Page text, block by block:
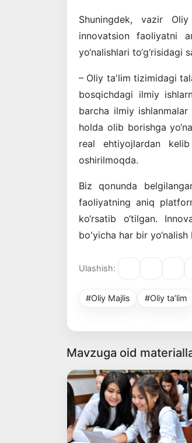
Shuningdek, vazir
innovatsion faoliyatni
yo‘nalishlari to‘g‘risidagi
– Oliy ta'lim tizimidagi
bosqichdagi ilmiy
barcha ilmiy
holda olib borishga
real ehtiyojlardan
oshirilmoqda.
Biz qonunda
faoliyatning aniq
ko‘rsatib o‘tilgan.
bo'yicha har bir
Ulashish:
#Oliy Majlis #Oliy ta’lim
Mavzuga oid